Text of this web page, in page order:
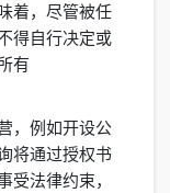
着，尽管被任
得自行决定或
有
，例如开设公
将通过授权书
法律约束，